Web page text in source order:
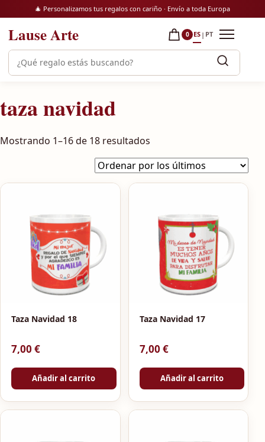
Saltar al contenido
🎄 Personalizamos tus regalos con cariño · Envío a toda Europa
Lause Arte
Buscar productos
0 ES | PT
Abrir
taza navidad
Mostrando 1–16 de 18 resultados
Taza Navidad 18
7,00 €
Añadir al carrito
Taza Navidad 17
7,00 €
Añadir al carrito